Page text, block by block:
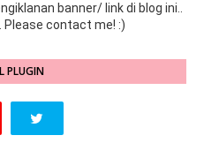
banner/ link di blog ini..
Please contact me! :)
PLUGIN